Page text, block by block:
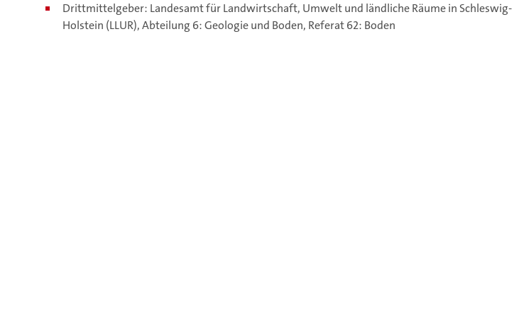
Drittmittelgeber: Landesamt für Landwirtschaft, Umwelt und ländliche Räume in Schleswig-
Holstein (LLUR), Abteilung 6: Geologie und Boden, Referat 62: Boden